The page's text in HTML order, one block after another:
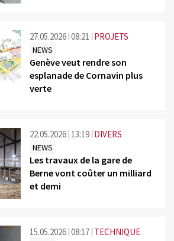
27.05.2026 08:21 PROJETS
NEWS
Genève veut rendre son
esplanade de Cornavin plus
verte
22.05.2026 13:19 DIVERS
NEWS
Les travaux de la gare de
Berne vont coûter un milliard
et demi
15.05.2026 08:17 TECHNIQUE